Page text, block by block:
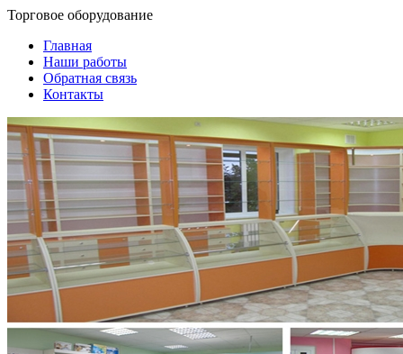
Торговое оборудование
Главная
Наши работы
Обратная связь
Контакты